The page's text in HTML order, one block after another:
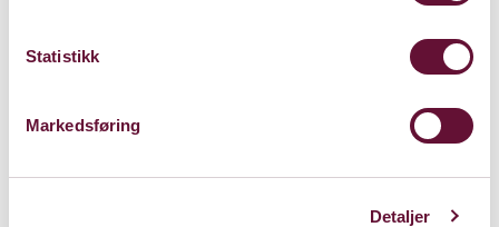
Statistikk
Markedsføring
Detaljer